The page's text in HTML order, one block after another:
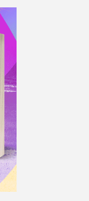
κάποιες
στους φίλους
στα σύνορα
του, την
σε δύσκολη
στο
το 1998,
όχι), και
και
εργάζεται
και στη
του τυχερό
μεγαλύτερους
όσους
από πολλούς
δεν έχει
που